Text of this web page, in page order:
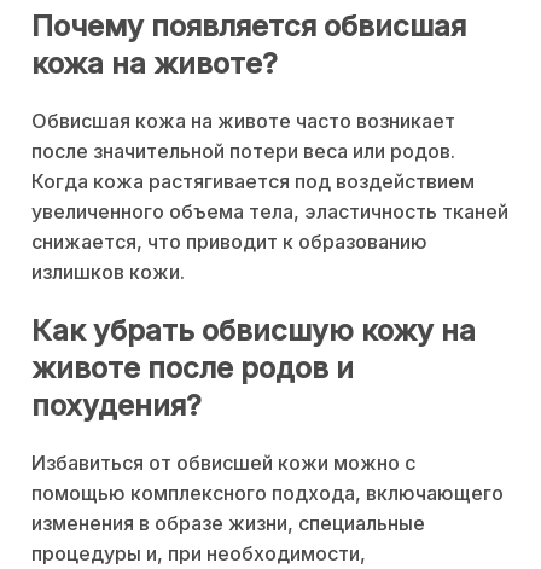
Почему появляется обвисшая
кожа на животе?
Обвисшая кожа на животе часто возникает
после значительной потери веса или родов.
Когда кожа растягивается под воздействием
увеличенного объема тела, эластичность тканей
снижается, что приводит к образованию
излишков кожи.
Как убрать обвисшую кожу на
животе после родов и
похудения?
Избавиться от обвисшей кожи можно с
помощью комплексного подхода, включающего
изменения в образе жизни, специальные
процедуры и, при необходимости,